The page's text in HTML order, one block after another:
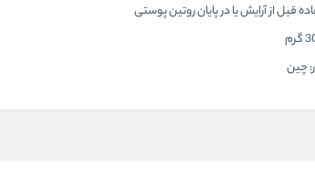
قبل از آرایش یا در پایان روتین پوستی
چین